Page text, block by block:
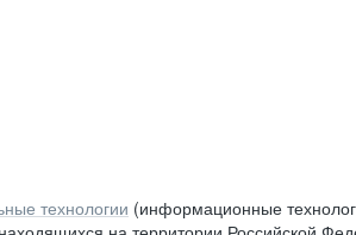
технологии (информационные